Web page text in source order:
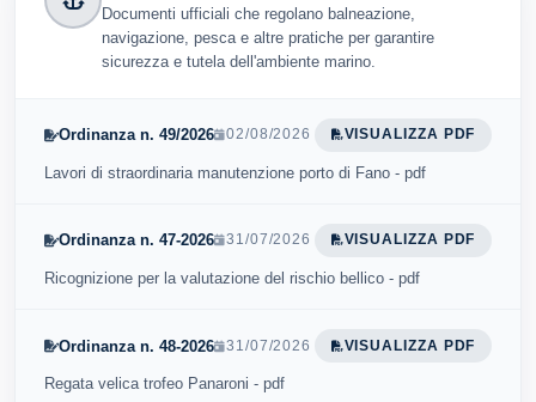
Documenti ufficiali che regolano balneazione,
navigazione, pesca e altre pratiche per garantire
sicurezza e tutela dell'ambiente marino.
Ordinanza n. 49/2026 02/08/2026 VISUALIZZA PDF
Lavori di straordinaria manutenzione porto di Fano - pdf
Ordinanza n. 47-2026 31/07/2026 VISUALIZZA PDF
Ricognizione per la valutazione del rischio bellico - pdf
Ordinanza n. 48-2026 31/07/2026 VISUALIZZA PDF
Regata velica trofeo Panaroni - pdf